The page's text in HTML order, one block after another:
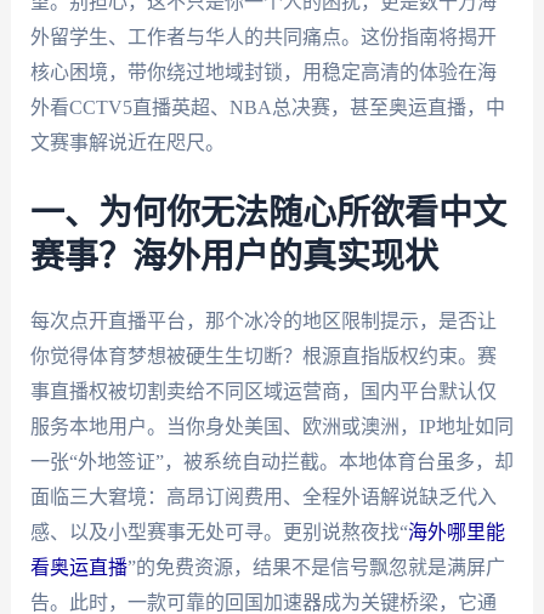
外留学生、工作者与华人的共同痛点。这份指南将揭开
核心困境，带你绕过地域封锁，用稳定高清的体验在海
外看CCTV5直播英超、NBA总决赛，甚至奥运直播，中
文赛事解说近在咫尺。
一、为何你无法随心所欲看中文
赛事？海外用户的真实现状
每次点开直播平台，那个冰冷的地区限制提示，是否让
你觉得体育梦想被硬生生切断？根源直指版权约束。赛
事直播权被切割卖给不同区域运营商，国内平台默认仅
服务本地用户。当你身处美国、欧洲或澳洲，IP地址如同
一张“外地签证”，被系统自动拦截。本地体育台虽多，却
面临三大窘境：高昂订阅费用、全程外语解说缺乏代入
感、以及小型赛事无处可寻。更别说熬夜找“海外哪里能
看奥运直播”的免费资源，结果不是信号飘忽就是满屏广
告。此时，一款可靠的回国加速器成为关键桥梁，它通